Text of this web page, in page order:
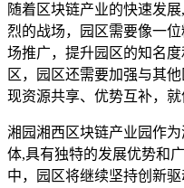
随着区块链产业的快速发
烈的战场，园区需要像一
场推广，提升园区的知名
区，园区还需要加强与其
现资源共享、优势互补，就
湘园湘西区块链产业园作
体,具有独特的发展优势和
中，园区将继续坚持创新